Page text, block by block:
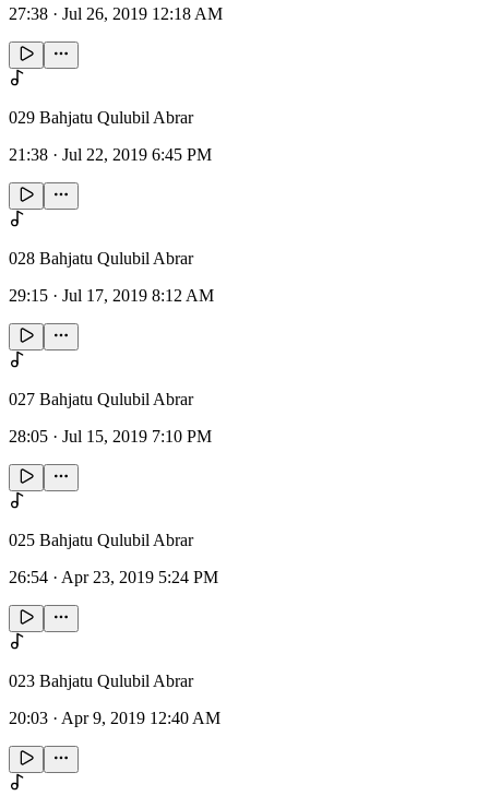
27:38 · Jul 26, 2019 12:18 AM
029 Bahjatu Qulubil Abrar
21:38 · Jul 22, 2019 6:45 PM
028 Bahjatu Qulubil Abrar
29:15 · Jul 17, 2019 8:12 AM
027 Bahjatu Qulubil Abrar
28:05 · Jul 15, 2019 7:10 PM
025 Bahjatu Qulubil Abrar
26:54 · Apr 23, 2019 5:24 PM
023 Bahjatu Qulubil Abrar
20:03 · Apr 9, 2019 12:40 AM